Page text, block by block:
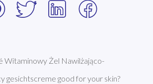
Witaminowy Żel Nawilżająco-
gesichtscreme good for your skin?